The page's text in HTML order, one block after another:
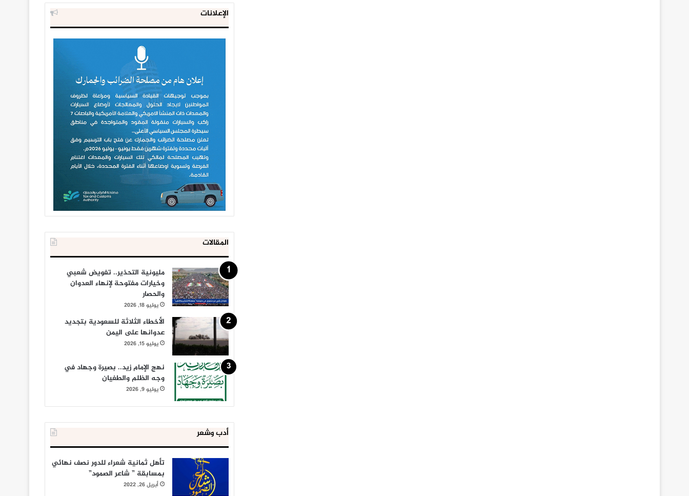
الإعلانات
المقالات
مليونية التحذير.. تفويض شعبي
وخيارات مفتوحة لإنهاء العدوان
والحصار
يوليو 18, 2026
الأخطاء الثلاثة للسعودية بتجديد
عدوانها على اليمن
يوليو 15, 2026
نهج الإمام زيد.. بصيرة وجهاد في
وجه الظلم والطغيان
يوليو 9, 2026
أدب وشعر
تأهل ثمانية شعراء للدور نصف نهائي
بمسابقة ” شاعر الصمود”
أبريل 26, 2022